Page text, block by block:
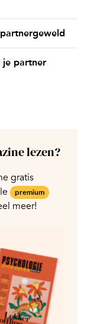
je partner
lezen?
gratis
premium
meer!